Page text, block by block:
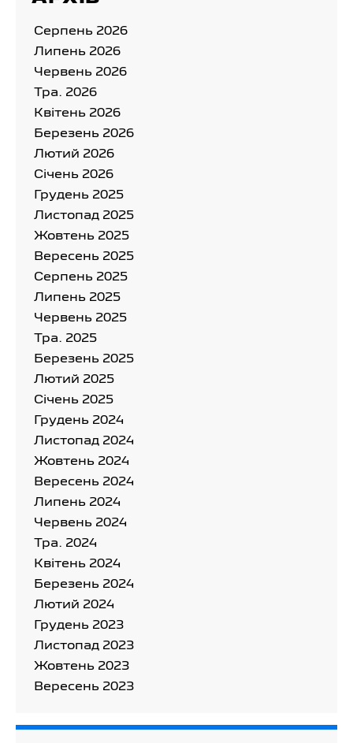
Серпень 2026
Липень 2026
Червень 2026
Тра. 2026
Квітень 2026
Березень 2026
Лютий 2026
Cічень 2026
Грудень 2025
Листопад 2025
Жовтень 2025
Вересень 2025
Серпень 2025
Липень 2025
Червень 2025
Тра. 2025
Березень 2025
Лютий 2025
Cічень 2025
Грудень 2024
Листопад 2024
Жовтень 2024
Вересень 2024
Липень 2024
Червень 2024
Тра. 2024
Квітень 2024
Березень 2024
Лютий 2024
Грудень 2023
Листопад 2023
Жовтень 2023
Вересень 2023